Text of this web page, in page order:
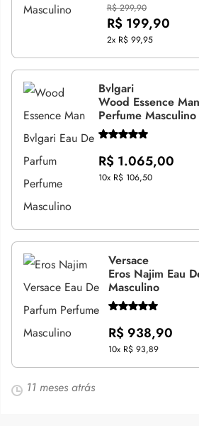
R$ 299,90
R$ 199,90
2x R$ 99,95
Bvlgari
Wood Essence
Perfume Masculino
R$ 1.065,00
10x R$ 106,50
Versace
Eros Najim Eau
Masculino
R$ 938,90
10x R$ 93,89
11 meses atrás